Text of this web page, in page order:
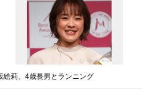
絵莉、4歳長男とランニング